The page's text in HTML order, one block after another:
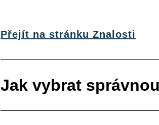
Přejít na stránku Znalosti
Jak vybrat